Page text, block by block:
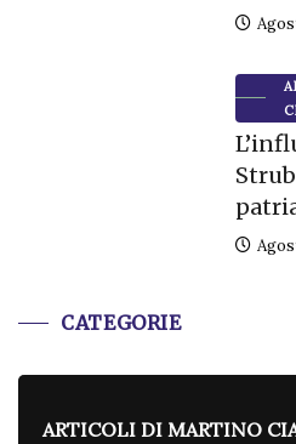
CATEGORIE
ARTICOLI DI MARTINO